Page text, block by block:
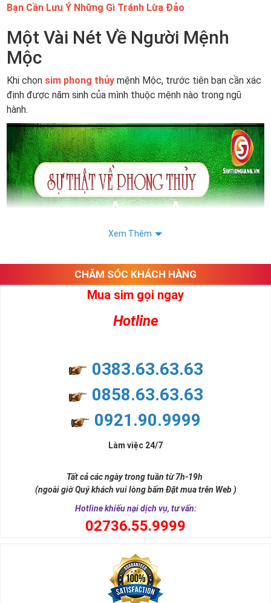
Bạn Cần Lưu Ý Những Gì Tránh Lừa Đảo
Một Vài Nét Về Người Mệnh
Mộc
Khi chọn sim phong thủy mệnh Mộc, trước tiên bạn cần xác
định được năm sinh của mình thuộc mệnh nào trong ngũ
hành.
Người Mệnh Môc Nên Chọn Sim Như Thế Nào?
Nhâm Tý (1972), Quý Sửu (1973) , Canh Thân (1980), Tân Dậu
(1981), Mậu Thìn (1928, 1988), Kỷ Tỵ (1929, 1989), Nhâm
Ngọ (1942, 2002), Quý Mùi (1943, 2003), Canh Dần (1950,
2010), Tân Mão (1951, 2011), Mậu Tuất (1958, 2018), Kỷ Hợi
Trong đó tính chất Mộc của các năm sinh gồm
Tùng Bawch Mộc: ( 1950, 1951 )
Định Gia Mộc: ( 1968 - 1969 )
Xem Thêm
CHĂM SÓC KHÁCH HÀNG
Mua sim gọi ngay
Hotline
0383.63.63.63
0858.63.63.63
0921.90.9999
Làm việc 24/7
Tất cả các ngày trong tuần từ 7h-19h
(ngoài giờ Quý khách vui lòng bấm Đặt mua trên Web )
Hotline khiếu nại dịch vụ, tư vấn:
02736.55.9999